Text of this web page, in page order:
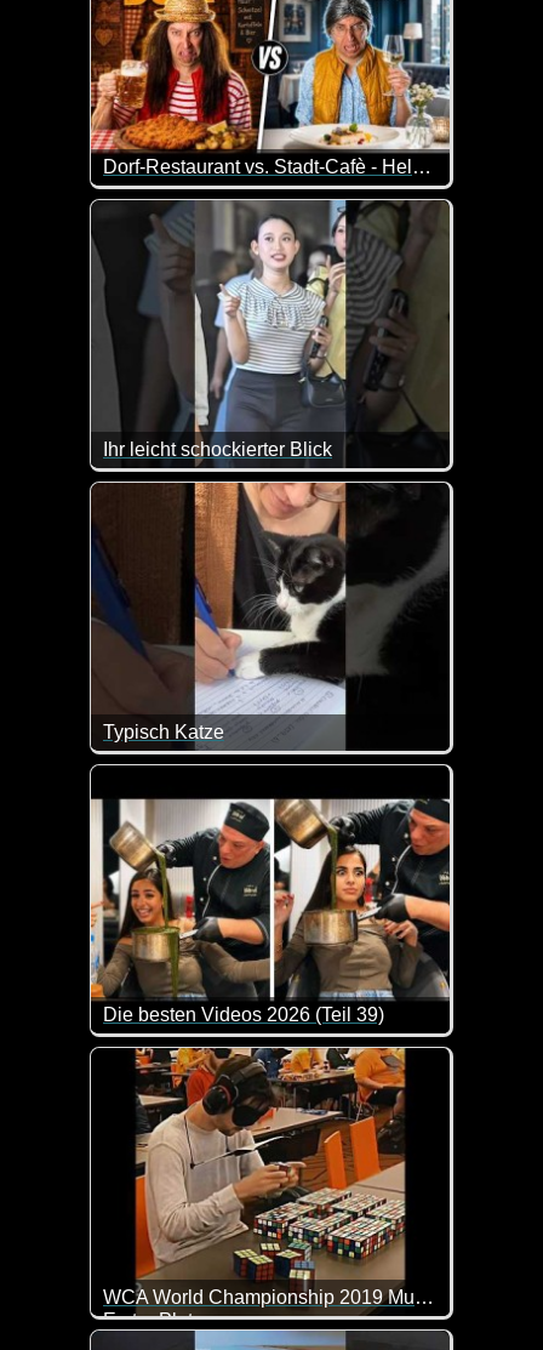
Dorf-Restaurant vs. Stadt-Cafè - Helga eskaliert komplett!
Helga war in einem schicken Stadt-Cafè - und
Marianne hat derweil ein echtes Dorf-Drama: Ihr
Dorf gegen Stadt. Hausmannskost gegen Mini-
Ihr leicht schockierter Blick
Typisch Katze
Sie sind frech wie Oskar, aber lachen muss man
Die besten Videos 2026 (Teil 39)
Eine tolle Zusammenstellung von lustigen
WCA World Championship 2019 Multi Blindfold 51/54 in 59:06
Erster Platz